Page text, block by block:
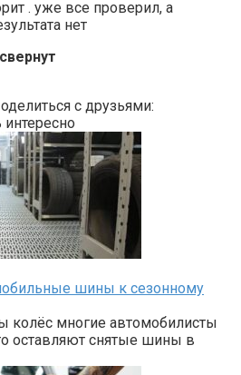
. уже все проверил, а
нет
с друзьями:
шины к сезонному
колёс многие автомобилисты
оставляют снятые шины в